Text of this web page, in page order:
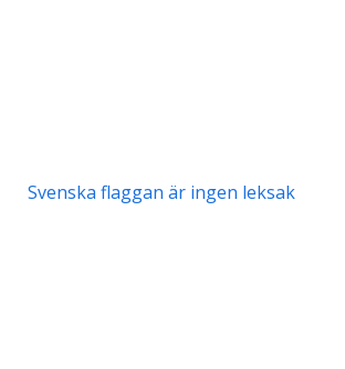
Svenska flaggan är ingen leksak